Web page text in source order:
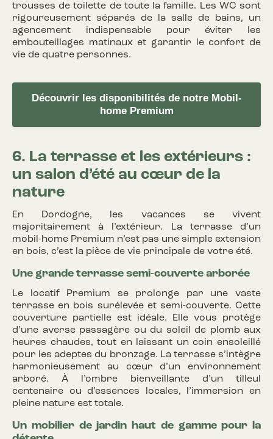
trousses de toilette de toute la famille. Les WC sont
rigoureusement séparés de la salle de bains, un
agencement indispensable pour éviter les
embouteillages matinaux et garantir le confort de
vie de quatre personnes.
Découvrir les disponibilités de notre Mobil-
home Premium
6. La terrasse et les extérieurs :
un salon d’été au cœur de la
nature
En Dordogne, les vacances se vivent
majoritairement à l’extérieur. La terrasse d’un
mobil-home Premium n’est pas une simple extension
en bois, c’est la pièce de vie principale de votre été.
Une grande terrasse semi-couverte arborée
Le locatif Premium se prolonge par une vaste
terrasse en bois surélevée et semi-couverte. Cette
couverture partielle est idéale. Elle vous protège
d’une averse passagère ou du soleil de plomb aux
heures chaudes, tout en laissant un coin ensoleillé
pour les adeptes du bronzage. La terrasse s’intègre
harmonieusement au cœur d’un environnement
arboré. À l’ombre bienveillante d’un tilleul
centenaire ou d’essences locales, l’immersion en
pleine nature est totale.
Un mobilier de jardin haut de gamme pour la